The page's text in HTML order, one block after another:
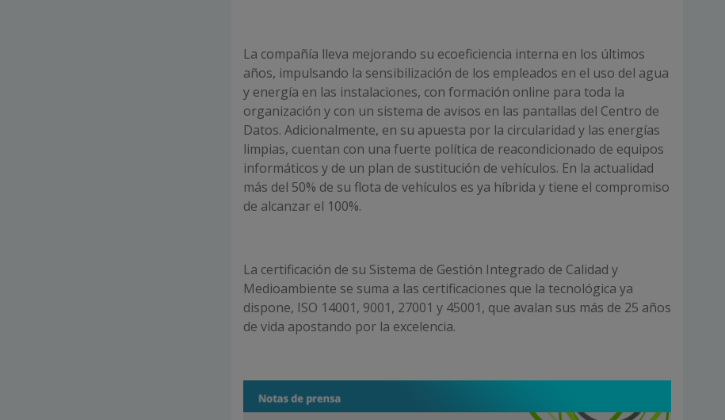
La compañía lleva mejorando su ecoeficiencia interna en los últimos
años, impulsando la sensibilización de los empleados en el uso del agua
y energía en las instalaciones, con formación online para toda la
organización y con un sistema de avisos en las pantallas del Centro de
Datos. Adicionalmente, en su apuesta por la circularidad y las energías
limpias, cuentan con una fuerte política de reacondicionado de equipos
informáticos y de un plan de sustitución de vehículos. En la actualidad
más del 50% de su flota de vehículos es ya híbrida y tiene el compromiso
de alcanzar el 100%.
La certificación de su Sistema de Gestión Integrado de Calidad y
Medioambiente se suma a las certificaciones que la tecnológica ya
dispone, ISO 14001, 9001, 27001 y 45001, que avalan sus más de 25 años
de vida apostando por la excelencia.